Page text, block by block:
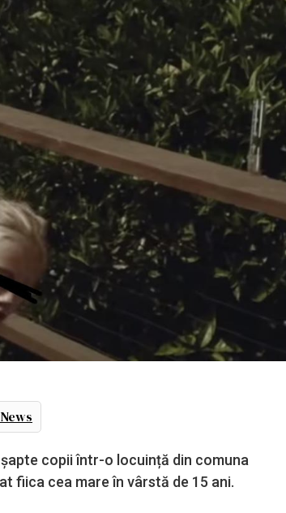
copii într-o locuință din comuna
fiica cea mare în vârstă de 15 ani.